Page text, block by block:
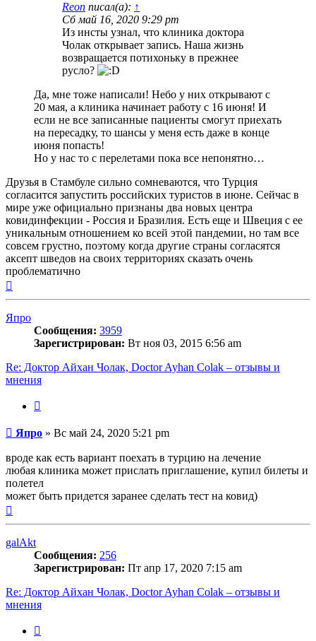
Reon писал(а): ↑
Сб май 16, 2020 9:29 pm
Из инсты узнал, что клиника доктора
Чолак открывает запись. Наша жизнь
возвращается потихоньку в прежнее
русло?
Да, мне тоже написали! Небо у них открывают с
20 мая, а клиника начинает работу с 16 июня! И
если не все записанные пациенты смогут приехать
на пересадку, то шансы у меня есть даже в конце
июня попасть!
Но у нас то с перелетами пока все непонятно…
Друзья в Стамбуле сильно сомневаются, что Турция
согласится запустить российских туристов в июне. Сейчас в
мире уже официально признаны два новых центра
ковидинфекции - Россия и Бразилия. Есть еще и Швеция с ее
уникальным отношением ко всей этой пандемии, но там все
совсем грустно, поэтому когда другие страны согласятся
аксепт шведов на своих территориях сказать очень
проблематично
Япро
Сообщения: 3959
Зарегистрирован: Вт ноя 03, 2015 6:56 am
Re: Доктор Айхан Чолак, Doctor Ayhan Colak – отзывы и
мнения
Сообщение
Япро » Вс май 24, 2020 5:21 pm
вроде как есть вариант поехать в турцию на лечение
любая клиника может прислать приглашение, купил билеты и
полетел
может быть придется заранее сделать тест на ковид)
galAkt
Сообщения: 256
Зарегистрирован: Пт апр 17, 2020 7:15 am
Re: Доктор Айхан Чолак, Doctor Ayhan Colak – отзывы и
мнения